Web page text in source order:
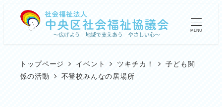
MENU
トップページ イベント ツキチカ！
子ども関
係の活動
不登校みんなの居場所